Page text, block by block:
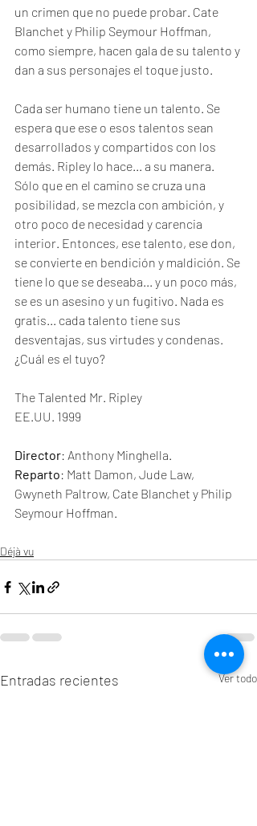
un crimen que no puede probar. Cate
Blanchet y Philip Seymour Hoffman,
como siempre, hacen gala de su talento y
dan a sus personajes el toque justo.
Cada ser humano tiene un talento. Se
espera que ese o esos talentos sean
desarrollados y compartidos con los
demás. Ripley lo hace... a su manera.
Sólo que en el camino se cruza una
posibilidad, se mezcla con ambición, y
otro poco de necesidad y carencia
interior. Entonces, ese talento, ese don,
se convierte en bendición y maldición. Se
tiene lo que se deseaba... y un poco más,
se es un asesino y un fugitivo. Nada es
gratis... cada talento tiene sus
desventajas, sus virtudes y condenas.
¿Cuál es el tuyo?
The Talented Mr. Ripley
EE.UU. 1999
Director: Anthony Minghella.
Reparto: Matt Damon, Jude Law,
Gwyneth Paltrow, Cate Blanchet y Philip
Seymour Hoffman.
Déjà vu
Entradas recientes Ver todo